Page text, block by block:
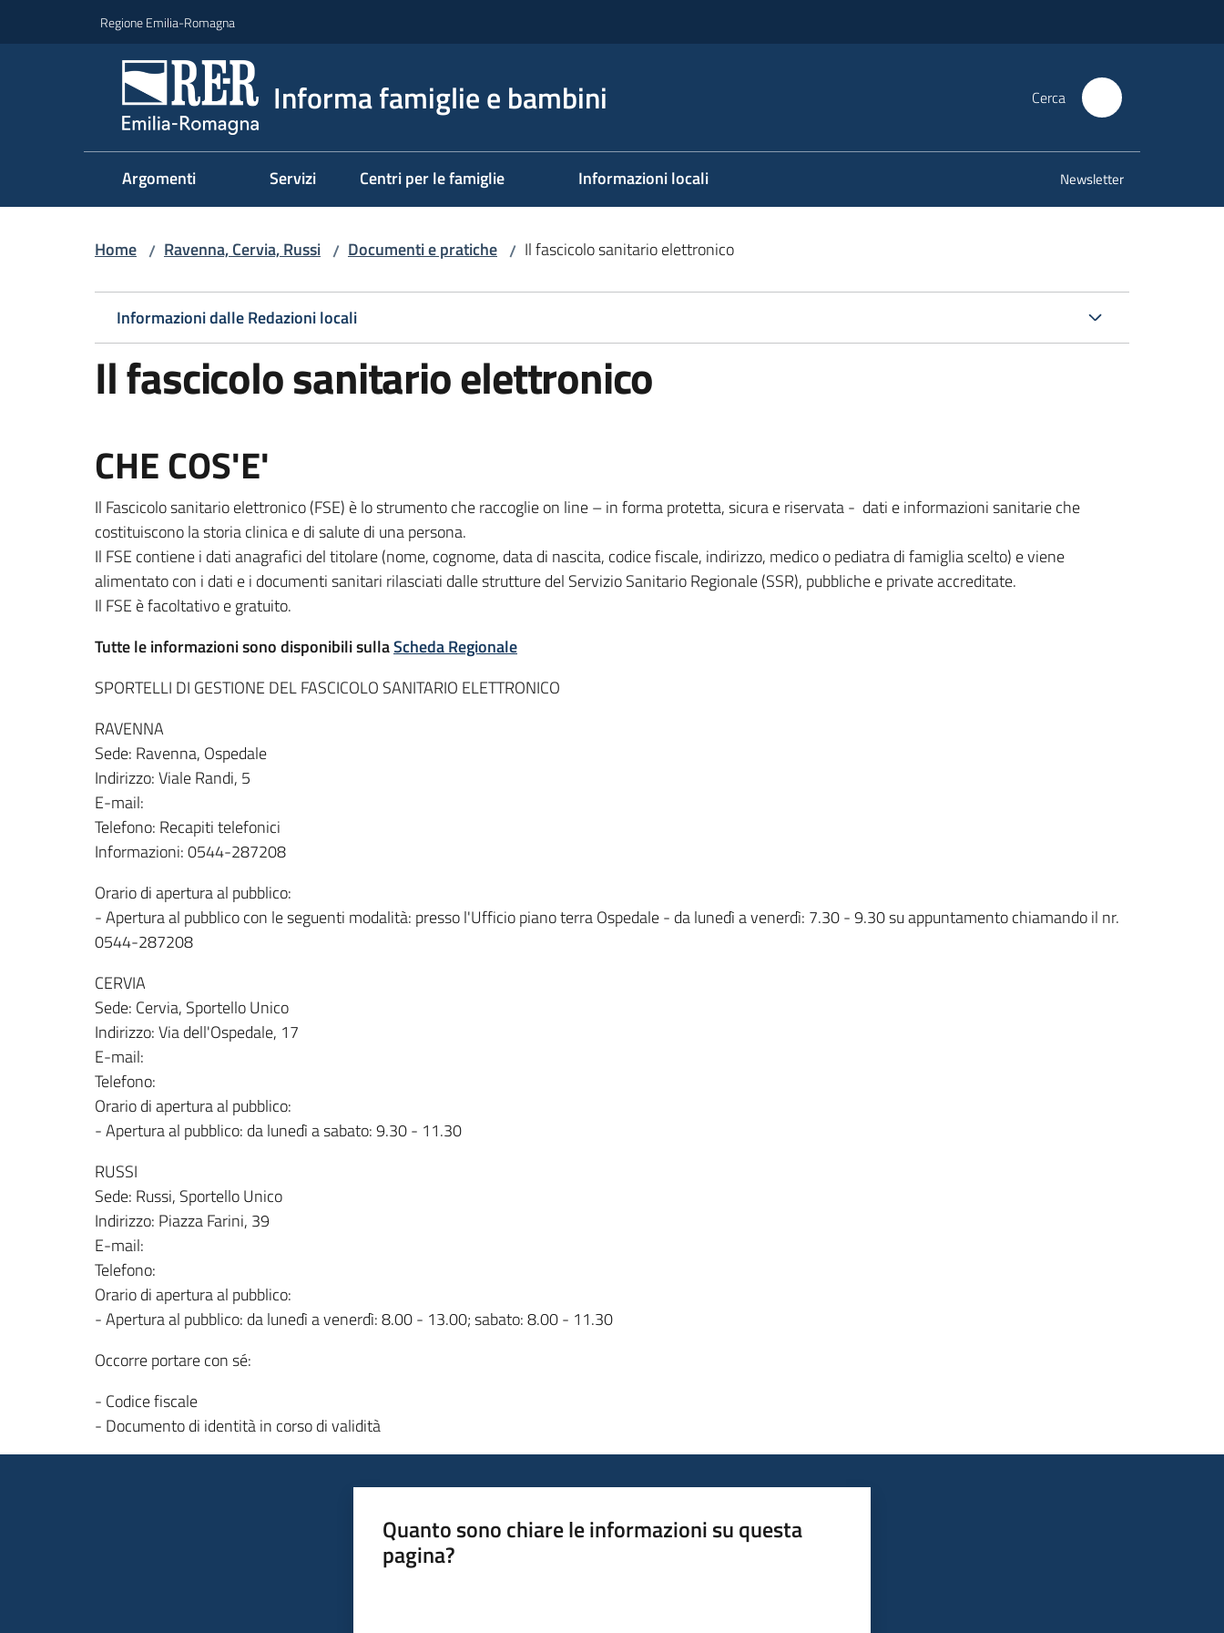
Regione Emilia-Romagna
Informa famiglie e bambini Cerca
Argomenti Servizi Centri per le famiglie Informazioni locali Newsletter
Home / Ravenna, Cervia, Russi / Documenti e pratiche / Il fascicolo sanitario elettronico
Informazioni dalle Redazioni locali
Il fascicolo sanitario elettronico
CHE COS'E'
Il Fascicolo sanitario elettronico (FSE) è lo strumento che raccoglie on line – in forma protetta, sicura e riservata - dati e informazioni sanitarie che
costituiscono la storia clinica e di salute di una persona.
Il FSE contiene i dati anagrafici del titolare (nome, cognome, data di nascita, codice fiscale, indirizzo, medico o pediatra di famiglia scelto) e viene
alimentato con i dati e i documenti sanitari rilasciati dalle strutture del Servizio Sanitario Regionale (SSR), pubbliche e private accreditate.
Il FSE è facoltativo e gratuito.
Tutte le informazioni sono disponibili sullaScheda Regionale
SPORTELLI DI GESTIONE DEL FASCICOLO SANITARIO ELETTRONICO
RAVENNA
Sede: Ravenna, Ospedale
Indirizzo: Viale Randi, 5
E-mail:
Telefono: Recapiti telefonici
Informazioni: 0544-287208
Orario di apertura al pubblico:
- Apertura al pubblico con le seguenti modalità: presso l'Ufficio piano terra Ospedale - da lunedì a venerdì: 7.30 - 9.30 su appuntamento chiamando il nr.
0544-287208
CERVIA
Sede: Cervia, Sportello Unico
Indirizzo: Via dell'Ospedale, 17
E-mail:
Telefono:
Orario di apertura al pubblico:
- Apertura al pubblico: da lunedì a sabato: 9.30 - 11.30
RUSSI
Sede: Russi, Sportello Unico
Indirizzo: Piazza Farini, 39
E-mail:
Telefono:
Orario di apertura al pubblico:
- Apertura al pubblico: da lunedì a venerdì: 8.00 - 13.00; sabato: 8.00 - 11.30
Occorre portare con sé:
- Codice fiscale
- Documento di identità in corso di validità
Quanto sono chiare le informazioni su questa
pagina?